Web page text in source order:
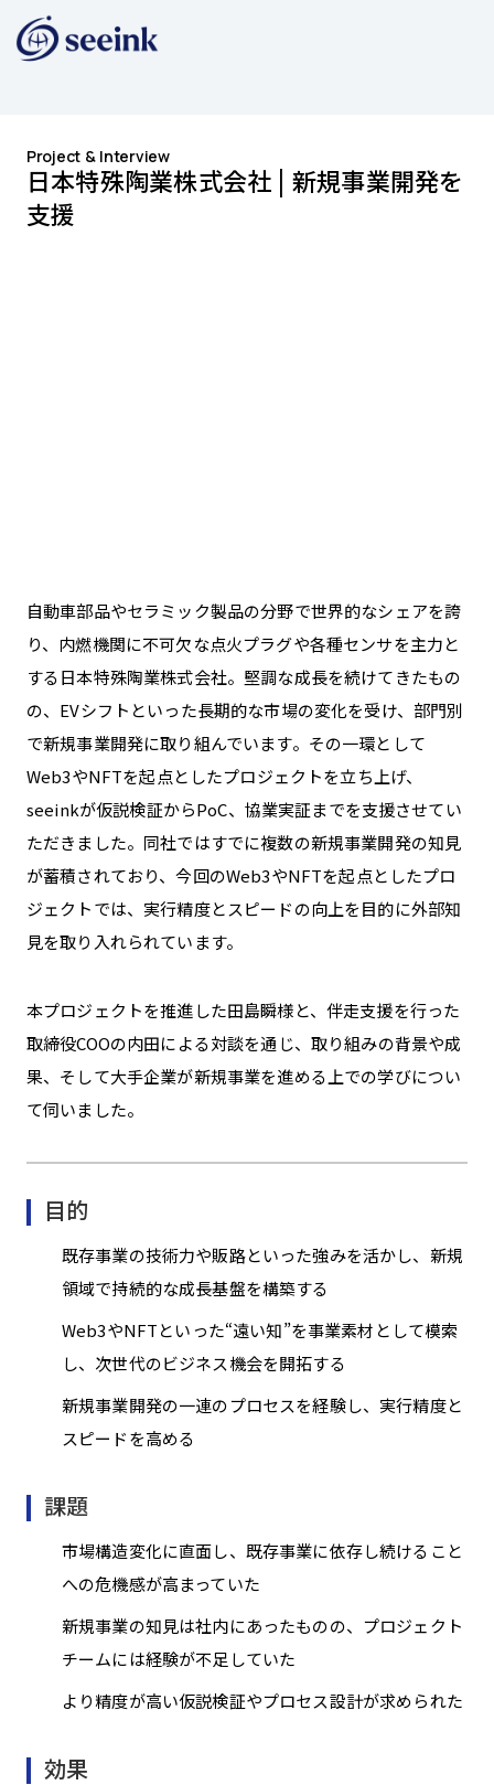
Project & Interview
日本特殊陶業株式会社 | 新規事業開発を
支援
自動車部品やセラミック製品の分野で世界的なシェアを誇
り、内燃機関に不可欠な点火プラグや各種センサを主力と
する日本特殊陶業株式会社。堅調な成長を続けてきたもの
の、EVシフトといった長期的な市場の変化を受け、部門別
で新規事業開発に取り組んでいます。その一環として
Web3やNFTを起点としたプロジェクトを立ち上げ、
seeinkが仮説検証からPoC、協業実証までを支援させてい
ただきました。同社ではすでに複数の新規事業開発の知見
が蓄積されており、今回のWeb3やNFTを起点としたプロ
ジェクトでは、実行精度とスピードの向上を目的に外部知
見を取り入れられています。
本プロジェクトを推進した田島瞬様と、伴走支援を行った
取締役COOの内田による対談を通じ、取り組みの背景や成
果、そして大手企業が新規事業を進める上での学びについ
て伺いました。
目的
既存事業の技術力や販路といった強みを活かし、新規
領域で持続的な成長基盤を構築する
Web3やNFTといった“遠い知”を事業素材として模索
し、次世代のビジネス機会を開拓する
新規事業開発の一連のプロセスを経験し、実行精度と
スピードを高める
課題
市場構造変化に直面し、既存事業に依存し続けること
への危機感が高まっていた
新規事業の知見は社内にあったものの、プロジェクト
チームには経験が不足していた
より精度が高い仮説検証やプロセス設計が求められた
効果